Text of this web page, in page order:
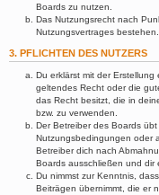
Boards zu nutzen.
Das Nutzungsrecht nach
Nutzungsvertrages bestehen.
3. PFLICHTEN DES NUTZERS
Du erklärst mit der
geltendes Recht oder die
das Recht besitzt, die in
bzw. zu verwenden.
Der Betreiber des Boards
Nutzungsbedingungen oder
Betreiber dich nach
Boards ausschließen und dir
Du nimmst zur Kenntnis,
Beiträgen übernimmt, die er